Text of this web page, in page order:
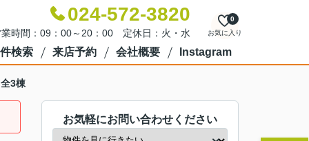
024-572-3820
時間：09：00～20：00 定休日：火・水 お気に入り
0
検索 来店予約 会社概要 Instagram
3棟
お気軽にお問い合わせください